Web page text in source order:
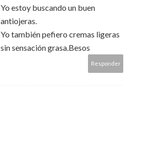
Yo estoy buscando un buen
antiojeras.
Yo también pefiero cremas ligeras
sin sensación grasa.Besos
Responder